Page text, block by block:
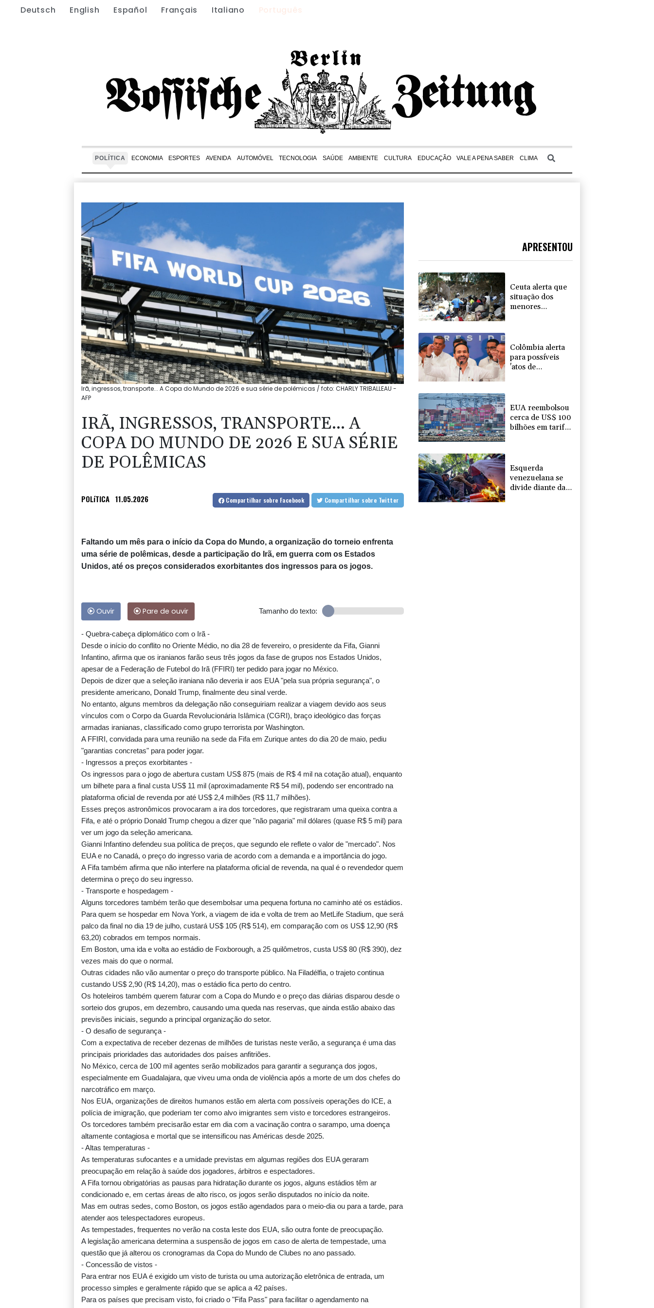
Deutsch English Español Français Italiano Português
POLÍTICA ECONOMIA ESPORTES AVENIDA AUTOMÓVEL TECNOLOGIA SAÚDE AMBIENTE CULTURA EDUCAÇÃO VALE A PENA SABER CLIMA
Irã, ingressos, transporte... A Copa do Mundo de 2026 e sua série de polêmicas / foto: CHARLY TRIBALLEAU -
AFP
IRÃ, INGRESSOS, TRANSPORTE... A
COPA DO MUNDO DE 2026 E SUA SÉRIE
DE POLÊMICAS
POLíTICA 11.05.2026 Compartilhar sobre Facebook Compartilhar sobre Twitter
Faltando um mês para o início da Copa do Mundo, a organização do torneio enfrenta
uma série de polêmicas, desde a participação do Irã, em guerra com os Estados
Unidos, até os preços considerados exorbitantes dos ingressos para os jogos.
Ouvir Pare de ouvir Tamanho do texto:
- Quebra-cabeça diplomático com o Irã -
Desde o início do conflito no Oriente Médio, no dia 28 de fevereiro, o presidente da Fifa, Gianni
Infantino, afirma que os iranianos farão seus três jogos da fase de grupos nos Estados Unidos,
apesar de a Federação de Futebol do Irã (FFIRI) ter pedido para jogar no México.
Depois de dizer que a seleção iraniana não deveria ir aos EUA "pela sua própria segurança", o
presidente americano, Donald Trump, finalmente deu sinal verde.
No entanto, alguns membros da delegação não conseguiriam realizar a viagem devido aos seus
vínculos com o Corpo da Guarda Revolucionária Islâmica (CGRI), braço ideológico das forças
armadas iranianas, classificado como grupo terrorista por Washington.
A FFIRI, convidada para uma reunião na sede da Fifa em Zurique antes do dia 20 de maio, pediu
"garantias concretas" para poder jogar.
- Ingressos a preços exorbitantes -
Os ingressos para o jogo de abertura custam US$ 875 (mais de R$ 4 mil na cotação atual), enquanto
um bilhete para a final custa US$ 11 mil (aproximadamente R$ 54 mil), podendo ser encontrado na
plataforma oficial de revenda por até US$ 2,4 milhões (R$ 11,7 milhões).
Esses preços astronômicos provocaram a ira dos torcedores, que registraram uma queixa contra a
Fifa, e até o próprio Donald Trump chegou a dizer que "não pagaria" mil dólares (quase R$ 5 mil) para
ver um jogo da seleção americana.
Gianni Infantino defendeu sua política de preços, que segundo ele reflete o valor de "mercado". Nos
EUA e no Canadá, o preço do ingresso varia de acordo com a demanda e a importância do jogo.
A Fifa também afirma que não interfere na plataforma oficial de revenda, na qual é o revendedor quem
determina o preço do seu ingresso.
- Transporte e hospedagem -
Alguns torcedores também terão que desembolsar uma pequena fortuna no caminho até os estádios.
Para quem se hospedar em Nova York, a viagem de ida e volta de trem ao MetLife Stadium, que será
palco da final no dia 19 de julho, custará US$ 105 (R$ 514), em comparação com os US$ 12,90 (R$
63,20) cobrados em tempos normais.
Em Boston, uma ida e volta ao estádio de Foxborough, a 25 quilômetros, custa US$ 80 (R$ 390), dez
vezes mais do que o normal.
Outras cidades não vão aumentar o preço do transporte público. Na Filadélfia, o trajeto continua
custando US$ 2,90 (R$ 14,20), mas o estádio fica perto do centro.
Os hoteleiros também querem faturar com a Copa do Mundo e o preço das diárias disparou desde o
sorteio dos grupos, em dezembro, causando uma queda nas reservas, que ainda estão abaixo das
previsões iniciais, segundo a principal organização do setor.
- O desafio de segurança -
Com a expectativa de receber dezenas de milhões de turistas neste verão, a segurança é uma das
principais prioridades das autoridades dos países anfitriões.
No México, cerca de 100 mil agentes serão mobilizados para garantir a segurança dos jogos,
especialmente em Guadalajara, que viveu uma onda de violência após a morte de um dos chefes do
narcotráfico em março.
Nos EUA, organizações de direitos humanos estão em alerta com possíveis operações do ICE, a
polícia de imigração, que poderiam ter como alvo imigrantes sem visto e torcedores estrangeiros.
Os torcedores também precisarão estar em dia com a vacinação contra o sarampo, uma doença
altamente contagiosa e mortal que se intensificou nas Américas desde 2025.
- Altas temperaturas -
As temperaturas sufocantes e a umidade previstas em algumas regiões dos EUA geraram
preocupação em relação à saúde dos jogadores, árbitros e espectadores.
A Fifa tornou obrigatórias as pausas para hidratação durante os jogos, alguns estádios têm ar
condicionado e, em certas áreas de alto risco, os jogos serão disputados no início da noite.
Mas em outras sedes, como Boston, os jogos estão agendados para o meio-dia ou para a tarde, para
atender aos telespectadores europeus.
As tempestades, frequentes no verão na costa leste dos EUA, são outra fonte de preocupação.
A legislação americana determina a suspensão de jogos em caso de alerta de tempestade, uma
questão que já alterou os cronogramas da Copa do Mundo de Clubes no ano passado.
- Concessão de vistos -
Para entrar nos EUA é exigido um visto de turista ou uma autorização eletrônica de entrada, um
processo simples e geralmente rápido que se aplica a 42 países.
Para os países que precisam visto, foi criado o "Fifa Pass" para facilitar o agendamento na
APRESENTOU
Ceuta alerta que
situação dos
menores
Colômbia alerta
para possíveis
'atos de
EUA reembolsou
cerca de US$ 100
bilhões em tarifas
Esquerda
venezuelana se
divide diante da